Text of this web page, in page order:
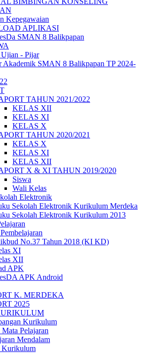
Kepegawaian
APLIKASI
SMAN 8 Balikpapan
- Pijar
Akademik SMAN 8 Balikpapan TP 2024-
TAHUN 2021/2022
KELAS XII
KELAS XI
KELAS X
TAHUN 2020/2021
KELAS X
KELAS XI
KELAS XII
X & XI TAHUN 2019/2020
Siswa
Wali Kelas
Elektronik
Sekolah Elektronik Kurikulum Merdeka
Sekolah Elektronik Kurikulum 2013
No.37 Tahun 2018 (KI KD)
XI
XII
APK
APK Android
K. MERDEKA
2025
Kurikulum
Mata Pelajaran
Mendalam
Kurikulum